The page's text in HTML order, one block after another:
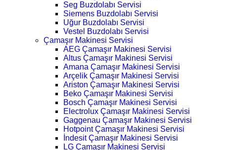
Seg Buzdolabı Servisi
Siemens Buzdolabı Servisi
Uğur Buzdolabı Servisi
Vestel Buzdolabı Servisi
Çamaşır Makinesi Servisi
AEG Çamaşır Makinesi Servisi
Altus Çamaşır Makinesi Servisi
Amana Çamaşır Makinesi Servisi
Arçelik Çamaşır Makinesi Servisi
Ariston Çamaşır Makinesi Servisi
Beko Çamaşır Makinesi Servisi
Bosch Çamaşır Makinesi Servisi
Electrolux Çamaşır Makinesi Servisi
Gaggenau Çamaşır Makinesi Servisi
Hotpoint Çamaşır Makinesi Servisi
İndesit Çamaşır Makinesi Servisi
LG Çamaşır Makinesi Servisi